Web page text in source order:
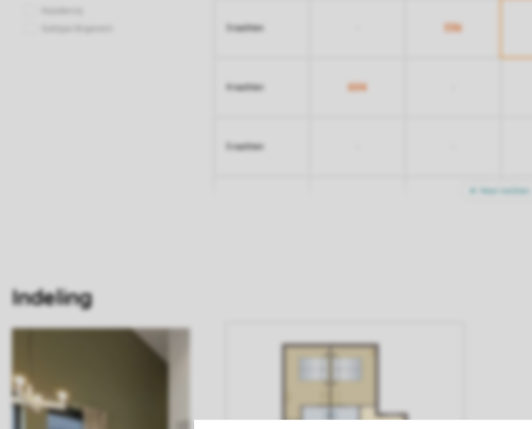
3 nachten 536
4 nachten 604
5 nachten
Indeling